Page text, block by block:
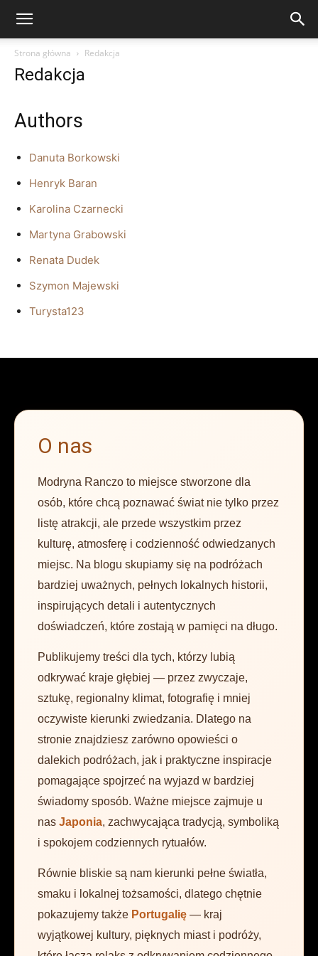
Strona główna Redakcja
Redakcja
Authors
Danuta Borkowski
Henryk Baran
Karolina Czarnecki
Martyna Grabowski
Renata Dudek
Szymon Majewski
Turysta123
O nas
Modryna Ranczo to miejsce stworzone dla
osób, które chcą poznawać świat nie tylko przez
listę atrakcji, ale przede wszystkim przez
kulturę, atmosferę i codzienność odwiedzanych
miejsc. Na blogu skupiamy się na podróżach
bardziej uważnych, pełnych lokalnych historii,
inspirujących detali i autentycznych
doświadczeń, które zostają w pamięci na długo.
Publikujemy treści dla tych, którzy lubią
odkrywać kraje głębiej — przez zwyczaje,
sztukę, regionalny klimat, fotografię i mniej
oczywiste kierunki zwiedzania. Dlatego na
stronie znajdziesz zarówno opowieści o
dalekich podróżach, jak i praktyczne inspiracje
pomagające spojrzeć na wyjazd w bardziej
świadomy sposób. Ważne miejsce zajmuje u
nas Japonia, zachwycająca tradycją, symboliką
i spokojem codziennych rytuałów.
Równie bliskie są nam kierunki pełne światła,
smaku i lokalnej tożsamości, dlatego chętnie
pokazujemy także Portugalię — kraj
wyjątkowej kultury, pięknych miast i podróży,